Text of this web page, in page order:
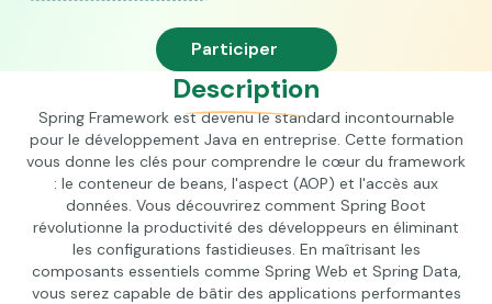
Participer
Description
Spring Framework est devenu le standard incontournable
pour le développement Java en entreprise. Cette formation
vous donne les clés pour comprendre le cœur du framework
: le conteneur de beans, l'aspect (AOP) et l'accès aux
données. Vous découvrirez comment Spring Boot
révolutionne la productivité des développeurs en éliminant
les configurations fastidieuses. En maîtrisant les
composants essentiels comme Spring Web et Spring Data,
vous serez capable de bâtir des applications performantes